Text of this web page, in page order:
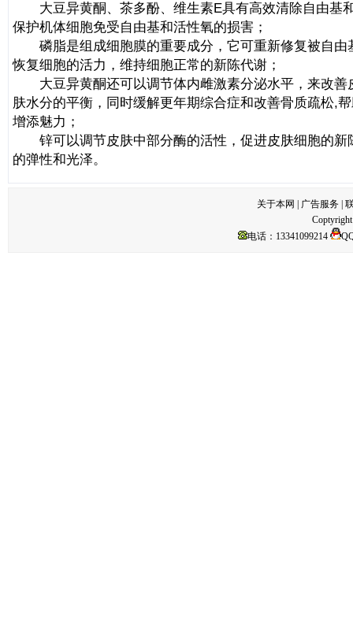
大豆异黄酮、茶多酚、维生素E具有高效清除自由基
保护机体细胞免受自由基和活性氧的损害；
磷脂是组成细胞膜的重要成分，它可重新修复被自由
恢复细胞的活力，维持细胞正常的新陈代谢；
大豆异黄酮还可以调节体内雌激素分泌水平，来改善
肤水分的平衡，同时缓解更年期综合症和改善骨质疏松,
增添魅力；
锌可以调节皮肤中部分酶的活性，促进皮肤细胞的新
的弹性和光泽。
关于本网 广告服务
电话：13341099214